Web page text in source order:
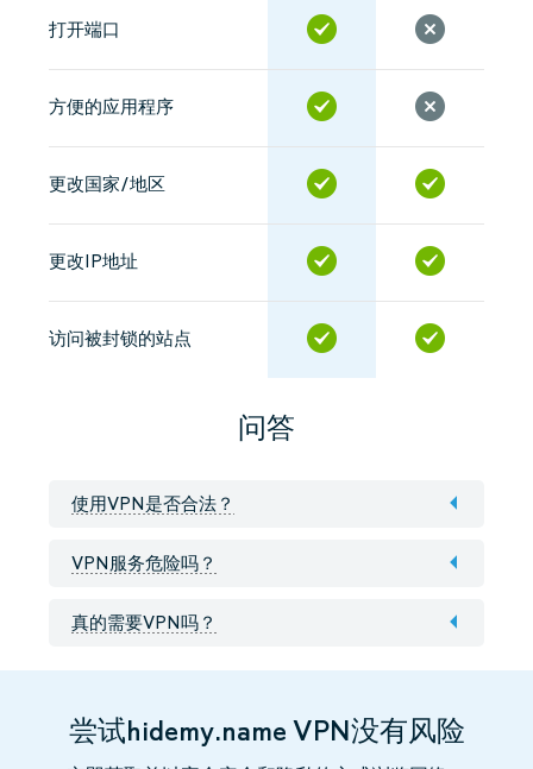
打开端口
方便的应用程序
更改国家/地区
更改IP地址
访问被封锁的站点
问答
使用VPN是否合法？
VPN服务危险吗？
真的需要VPN吗？
尝试hidemy.name VPN没有风险